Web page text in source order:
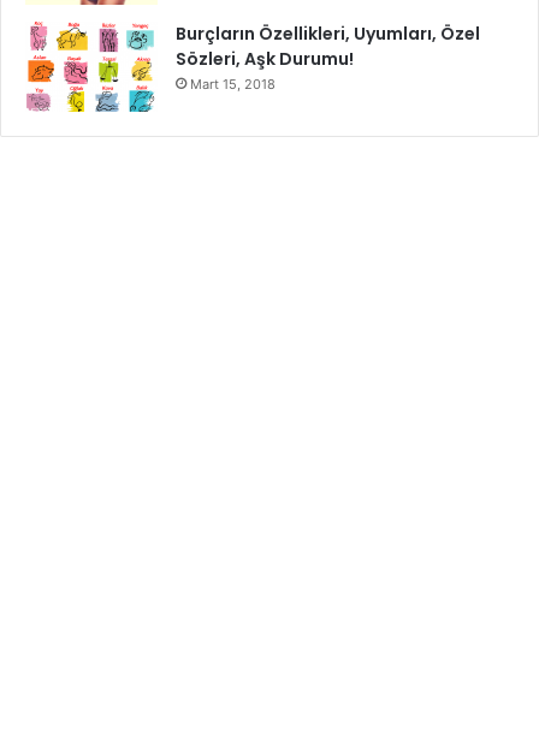
Burçların Özellikleri, Uyumları, Özel
Sözleri, Aşk Durumu!
Mart 15, 2018